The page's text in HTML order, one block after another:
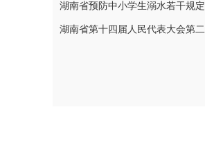
湖南省预防中小学生溺水若干规定